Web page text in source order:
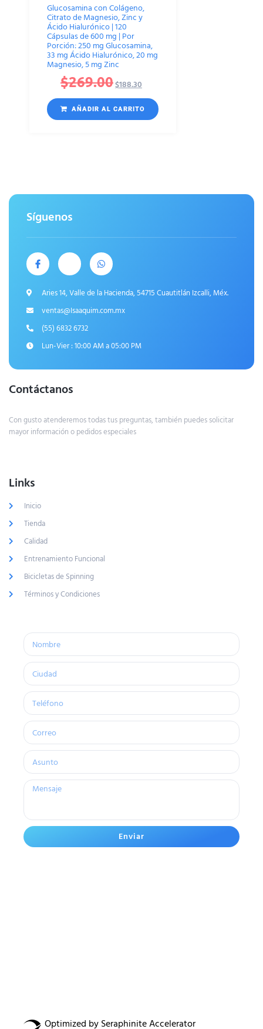
Glucosamina con Colágeno,
Citrato de Magnesio, Zinc y
Ácido Hialurónico | 120
Cápsulas de 600 mg | Por
Porción: 250 mg Glucosamina,
33 mg Ácido Hialurónico, 20 mg
Magnesio, 5 mg Zinc
$269.00$188.30
AÑADIR AL CARRITO
Síguenos
Aries 14, Valle de la Hacienda, 54715 Cuautitlán Izcalli, Méx.
ventas@Isaaquim.com.mx
(55) 6832 6732
Lun-Vier : 10:00 AM a 05:00 PM
Contáctanos
Con gusto atenderemos todas tus preguntas, también puedes solicitar
mayor información o pedidos especiales
Links
Inicio
Tienda
Calidad
Entrenamiento Funcional
Bicicletas de Spinning
Términos y Condiciones
Enviar
Optimized by Seraphinite Accelerator